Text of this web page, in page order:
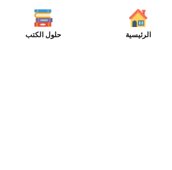
الرئيسية حلول الكتب